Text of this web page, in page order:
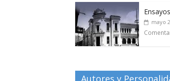
mayo
Autores y